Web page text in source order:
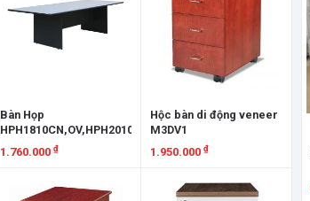
Bàn Họp
HPH1810CN,OV,HPH2010CN,OV,HPH2412CN,OV
1.760.000₫
Hộc bàn di động veneer
M3DV1
1.950.000₫